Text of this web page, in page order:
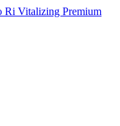
Vitalizing Premium